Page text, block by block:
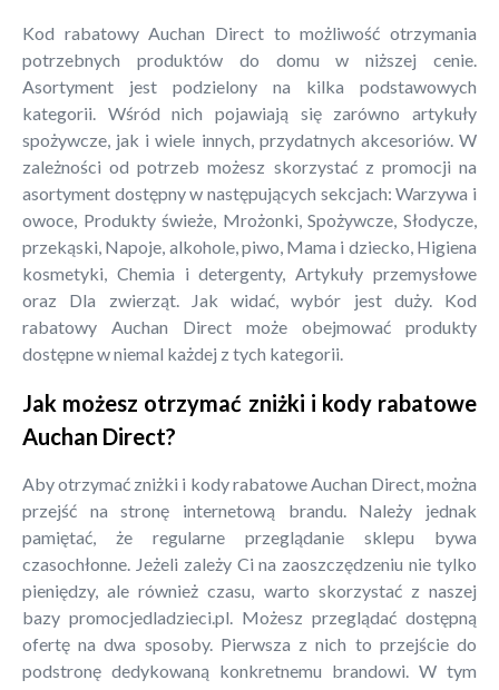
Kod rabatowy Auchan Direct to możliwość otrzymania
potrzebnych produktów do domu w niższej cenie.
Asortyment jest podzielony na kilka podstawowych
kategorii. Wśród nich pojawiają się zarówno artykuły
spożywcze, jak i wiele innych, przydatnych akcesoriów. W
zależności od potrzeb możesz skorzystać z promocji na
asortyment dostępny w następujących sekcjach: Warzywa i
owoce, Produkty świeże, Mrożonki, Spożywcze, Słodycze,
przekąski, Napoje, alkohole, piwo, Mama i dziecko, Higiena
kosmetyki, Chemia i detergenty, Artykuły przemysłowe
oraz Dla zwierząt. Jak widać, wybór jest duży. Kod
rabatowy Auchan Direct może obejmować produkty
dostępne w niemal każdej z tych kategorii.
Jak możesz otrzymać zniżki i kody rabatowe
Auchan Direct?
Aby otrzymać zniżki i kody rabatowe Auchan Direct, można
przejść na stronę internetową brandu. Należy jednak
pamiętać, że regularne przeglądanie sklepu bywa
czasochłonne. Jeżeli zależy Ci na zaoszczędzeniu nie tylko
pieniędzy, ale również czasu, warto skorzystać z naszej
bazy promocjedladzieci.pl. Możesz przeglądać dostępną
ofertę na dwa sposoby. Pierwsza z nich to przejście do
podstronę dedykowaną konkretnemu brandowi. W tym